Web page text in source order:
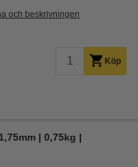
och beskrivningen
Köp
| 0,75kg |